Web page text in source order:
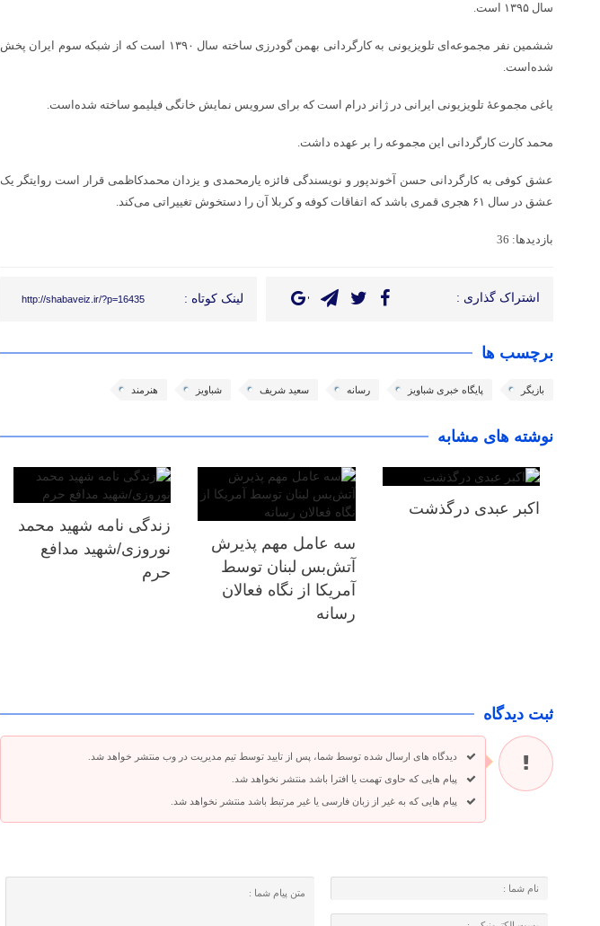
سال ۱۳۹۵ است.
ششمین نفر مجموعه‌ای تلویزیونی به کارگردانی بهمن گودرزی ساخته سال ۱۳۹۰ است که از شبکه سوم ایران پخش
شده‌است.
یاغی مجموعهٔ تلویزیونی ایرانی در ژانر درام است که برای سرویس نمایش خانگی فیلیمو ساخته شده‌است.
محمد کارت کارگردانی این مجموعه را بر عهده داشت.
عشق کوفی به کارگردانی حسن آخوندپور و نویسندگی فائزه یارمحمدی و یزدان محمدکاظمی قرار است روایتگر یک
عشق در سال ۶۱ هجری قمری باشد که اتفاقات کوفه و کربلا آن را دستخوش تغییراتی می‌کند.
بازدیدها: 36
اشتراک گذاری : لینک کوتاه : http://shabaveiz.ir/?p=16435
برچسب ها
بازیگر پایگاه خبری شباویز رسانه سعید شریف شباویز هنرمند
نوشته های مشابه
اکبر عبدی درگذشت
سه عامل مهم پذیرش
آتش‌بس لبنان توسط
آمریکا از نگاه فعالان
رسانه
زندگی نامه شهید محمد
نوروزی/شهید مدافع
حرم
ثبت دیدگاه
دیدگاه های ارسال شده توسط شما، پس از تایید توسط تیم مدیریت در وب منتشر خواهد شد.
پیام هایی که حاوی تهمت یا افترا باشد منتشر نخواهد شد.
پیام هایی که به غیر از زبان فارسی یا غیر مرتبط باشد منتشر نخواهد شد.